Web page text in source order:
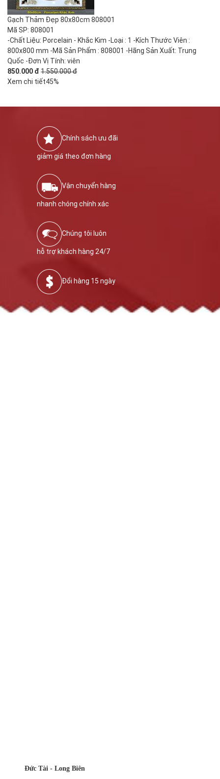
Gạch Thảm Đẹp 80x80cm 808001
Mã SP: 808001
-Chất Liệu: Porcelain - Khắc Kim -Loại : 1 -Kích Thước Viên :
800x800 mm -Mã Sản Phẩm : 808001 -Hãng Sản Xuất: Trung
Quốc -Đơn Vị Tính: viên
850.000 đ 1.550.000 đ
Xem chi tiết45%
Chính sách ưu đãi
giảm giá theo đơn hàng
Vận chuyển hàng
nhanh chóng chính xác
Chúng tôi luôn
hỗ trợ khách hàng 24/7
Đổi hàng 15 ngày
Đức Tài - Long Biên